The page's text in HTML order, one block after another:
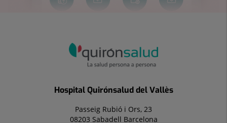
Hospital Quirónsalud del Vallès
Passeig Rubió i Ors, 23
08203 Sabadell Barcelona